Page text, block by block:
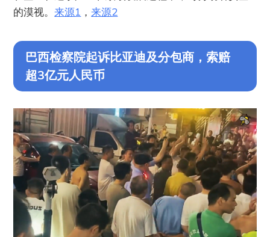
的漠视。来源1 ，来源2
巴西检察院起诉比亚迪及分包商，索赔
超3亿元人民币